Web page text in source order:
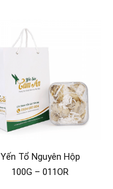
Yến Tổ Nguyên Hộp
100G – 011OR